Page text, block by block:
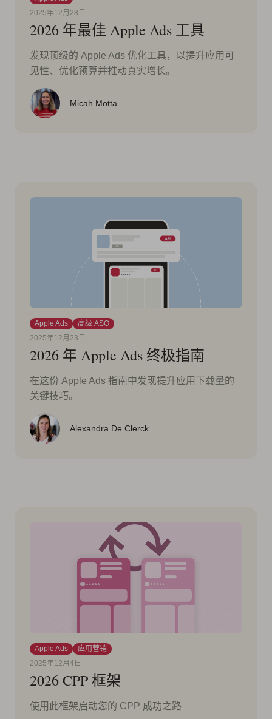
2025年12月28日
2026 年最佳 Apple Ads 工具
发现顶级的 Apple Ads 优化工具，以提升应用可
见性、优化预算并推动真实增长。
Micah Motta
Apple Ads
高级 ASO
2025年12月23日
2026 年 Apple Ads 终极指南
在这份 Apple Ads 指南中发现提升应用下载量的
关键技巧。
Alexandra De Clerck
Apple Ads
应用营销
2025年12月4日
2026 CPP 框架
使用此框架启动您的 CPP 成功之路